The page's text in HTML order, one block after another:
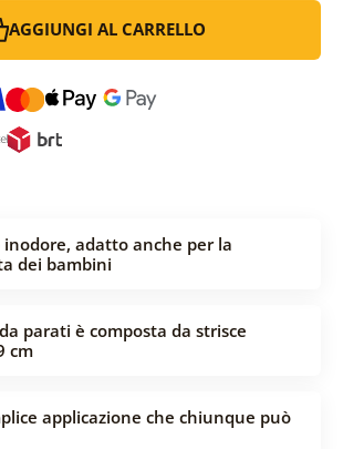
AGGIUNGI AL CARRELLO
adatto anche per la
dei bambini
parati è composta da strisce
cm
applicazione che chiunque può